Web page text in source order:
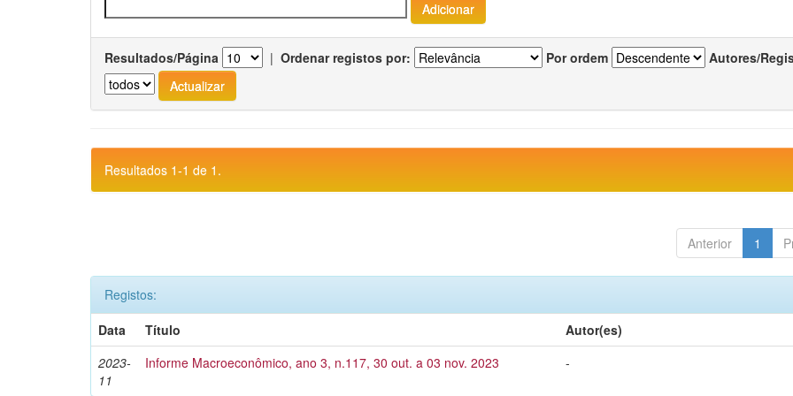
Resultados/Página | Ordenar registos por: Por ordem Autores/
Resultados 1-1 de 1.
Anterior 1
Registos:
Data
Título
Autor(es)
2023-
11
Informe Macroeconômico, ano 3, n.117, 30 out. a 03 nov. 2023 -